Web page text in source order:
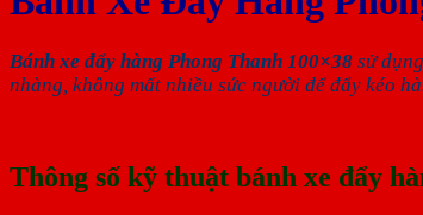
Bánh xe đẩy hàng Phong Thanh 100×38 sử
nhàng, không mất nhiều sức người để đẩy kéo
Thông số kỹ thuật bánh xe đẩy